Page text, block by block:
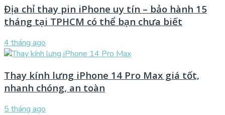
Địa chỉ thay pin iPhone uy tín – bảo hành 15
tháng tại TPHCM có thể bạn chưa biết
4 tháng ago
Thay kính lưng iPhone 14 Pro Max giá tốt,
nhanh chóng, an toàn
5 tháng ago